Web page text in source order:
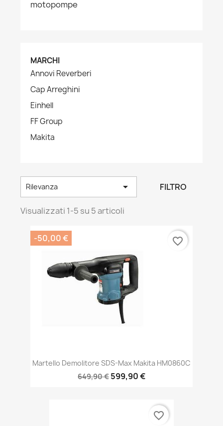
motopompe
MARCHI
Annovi Reverberi
Cap Arreghini
Einhell
FF Group
Makita
Rilevanza  FILTRO
Visualizzati 1-5 su 5 articoli
Martello Demolitore SDS-Max Makita HM0860C
649,90 € 599,90 €
-50,00 € favorite_border
favorite_border